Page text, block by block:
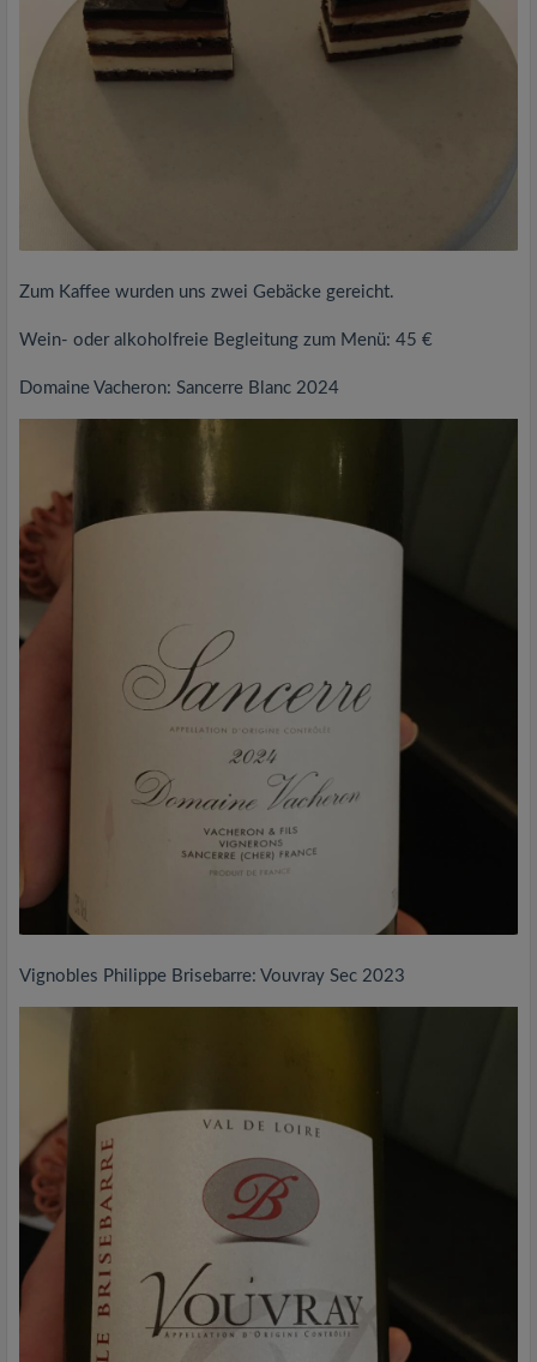
Zum Kaffee wurden uns zwei Gebäcke gereicht.
Wein- oder alkoholfreie Begleitung zum Menü: 45 €
Domaine Vacheron: Sancerre Blanc 2024
Vignobles Philippe Brisebarre: Vouvray Sec 2023